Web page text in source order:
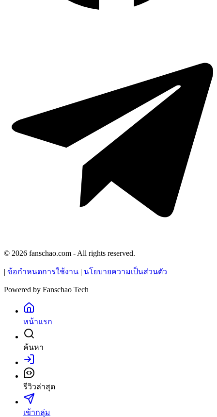
© 2026 fanschao.com - All rights reserved.
ข้อกำหนดการใช้งาน นโยบายความเป็นส่วนตัว
Powered by Fanschao Tech
หน้าแรก
ค้นหา
เข้าสู่ระบบ
รีวิวล่าสุด
เข้ากลุ่ม